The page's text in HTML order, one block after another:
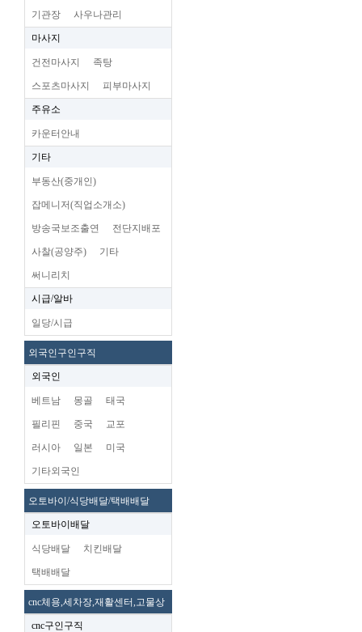
기관장 사우나관리
마사지
건전마사지 족탕
스포츠마사지 피부마사지
주유소
카운터안내
기타
부동산(중개인)
잡메니저(직업소개소)
방송국보조출연 전단지배포
사찰(공양주) 기타
써니리치
시급/알바
일당/시급
외국인구인구직
외국인
베트남 몽골 태국
필리핀 중국 교포
러시아 일본 미국
기타외국인
오토바이/식당배달/택배배달
오토바이배달
식당배달 치킨배달
택배배달
cnc체용,세차장,재활센터,고물상
cnc구인구직